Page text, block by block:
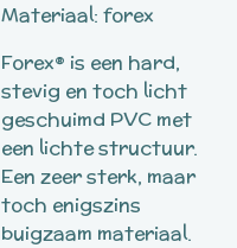
Materiaal: forex
Forex® is een hard,
stevig en toch licht
geschuimd PVC met
een lichte structuur.
Een zeer sterk, maar
toch enigszins
buigzaam materiaal.